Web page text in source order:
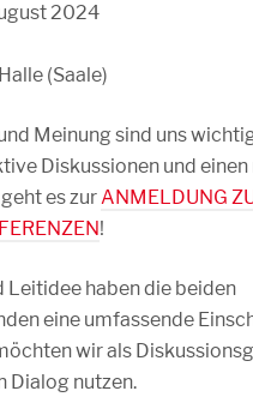
2024
(Saale)
Meinung sind uns
Diskussionen und einen
es zurANMELDUNG
!
Leitidee haben die beiden
eine umfassende
wir als
Dialog nutzen.